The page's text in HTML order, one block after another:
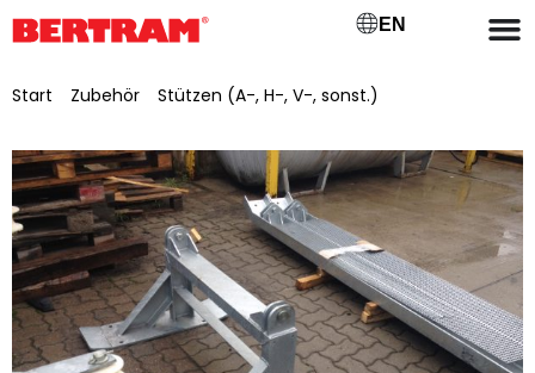
EN
Start Zubehör Stützen (A-, H-, V-, sonst.)